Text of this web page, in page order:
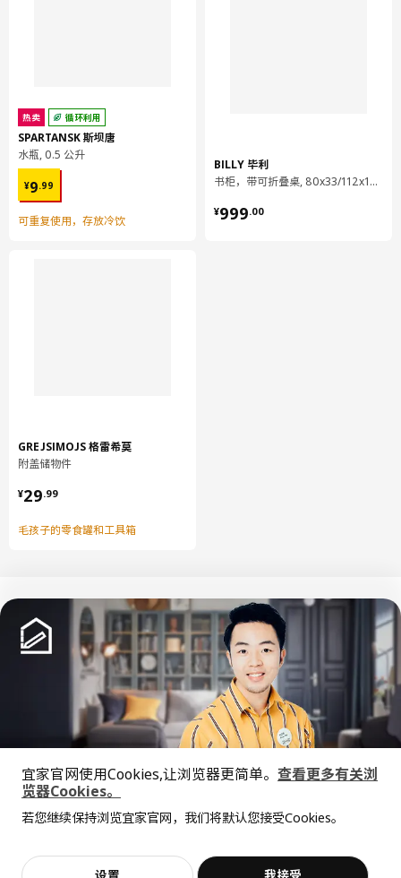
热卖 循环利用
SPARTANSK 斯坝唐
水瓶, 0.5 公升
¥9.99
¥ 9.99
可重复使用，存放冷饮
GREJSIMOJS 格雷希莫
附盖储物件
¥29.99
¥ 29.99
毛孩子的零食罐和工具箱
BILLY 毕利
书柜，带可折叠桌, 80x33/112x106 厘米
¥999.00
¥ 999.00
抱歉，该商品在所选地区暂时缺货。
加入购物袋 立即购买
中文 English
© Inter IKEA Systems B.V. 1999-2026
上海工商
沪公网安备 31010402001069号
宜家AI购物助手算法 网信算备310104755117001240013号
价格透明，设计专业，现货供应
宜家官网使用Cookies,让浏览器更简单。 查看更多有关浏
览器Cookies。
若您继续保持浏览宜家官网，我们将默认您接受Cookies。